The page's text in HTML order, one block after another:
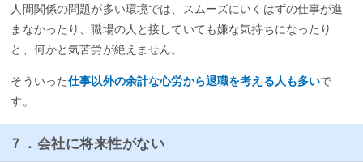
人間関係の問題が多い環境では、スムーズにいくはずの仕事が進
まなかったり、職場の人と接していても嫌な気持ちになったり
と、何かと気苦労が絶えません。
そういった仕事以外の余計な心労から退職を考える人も多いで
す。
７．会社に将来性がない